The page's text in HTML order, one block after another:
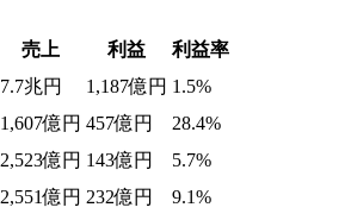
売上 利益
利益率
7.7兆円 1,187億円 1.5%
1,607億円 457億円
28.4%
2,523億円 143億円
5.7%
2,551億円 232億円
9.1%